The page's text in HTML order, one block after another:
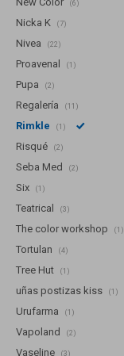
(6)
Nicka K (7)
Nivea (22)
Proavenal (1)
Pupa (2)
Regalería (11)
Rimkle (1)
Risqué (2)
Seba Med (2)
Six (1)
Teatrical (3)
The color workshop (1)
Tortulan (4)
Tree Hut (1)
uñas postizas kiss (1)
Urufarma (1)
Vapoland (2)
Vaseline (3)